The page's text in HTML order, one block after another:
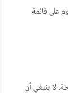
على قائمة
لا ينبغي أن